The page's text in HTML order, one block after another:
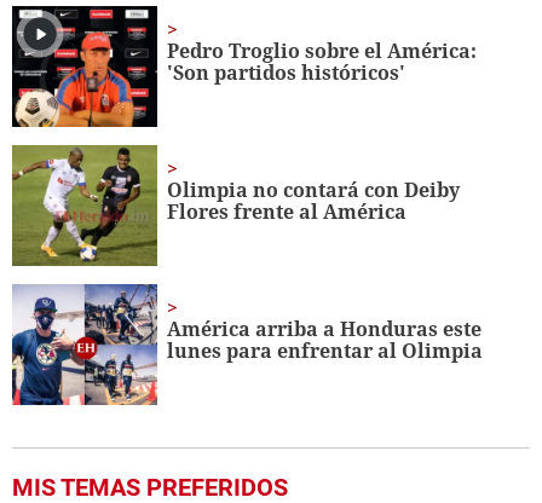
1
minute,
56
seconds
Pedro Troglio sobre el América:
'Son partidos históricos'
Olimpia no contará con Deiby
Flores frente al América
América arriba a Honduras este
lunes para enfrentar al Olimpia
MIS TEMAS PREFERIDOS